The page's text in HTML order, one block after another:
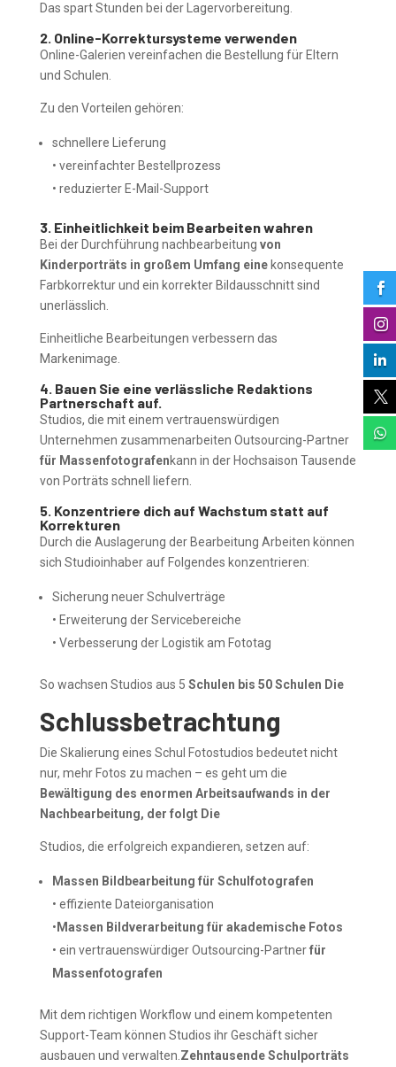
Das spart Stunden bei der Lagervorbereitung.
2. Online-Korrektursysteme verwenden
Online-Galerien vereinfachen die Bestellung für Eltern
und Schulen.
Zu den Vorteilen gehören:
schnellere Lieferung
• vereinfachter Bestellprozess
• reduzierter E-Mail-Support
3. Einheitlichkeit beim Bearbeiten wahren
Bei der Durchführung nachbearbeitung von
Kinderporträts in großem Umfang einekonsequente
Farbkorrektur und ein korrekter Bildausschnitt sind
unerlässlich.
Einheitliche Bearbeitungen verbessern das
Markenimage.
4. Bauen Sie eine verlässliche Redaktions
Partnerschaft auf.
Studios, die mit einem vertrauenswürdigen
Unternehmen zusammenarbeiten Outsourcing-Partner
für Massenfotografenkann in der Hochsaison Tausende
von Porträts schnell liefern.
5. Konzentriere dich auf Wachstum statt auf
Korrekturen
Durch die Auslagerung der Bearbeitung Arbeiten können
sich Studioinhaber auf Folgendes konzentrieren:
Sicherung neuer Schulverträge
• Erweiterung der Servicebereiche
• Verbesserung der Logistik am Fototag
So wachsen Studios aus 5 Schulen bis 50 Schulen Die
Schlussbetrachtung
Die Skalierung eines Schul Fotostudios bedeutet nicht
nur, mehr Fotos zu machen – es geht um die
Bewältigung des enormen Arbeitsaufwands in der
Nachbearbeitung, der folgt Die
Studios, die erfolgreich expandieren, setzen auf:
Massen Bildbearbeitung für Schulfotografen
• effiziente Dateiorganisation
•Massen Bildverarbeitung für akademische Fotos
• ein vertrauenswürdiger Outsourcing-Partnerfür
Massenfotografen
Mit dem richtigen Workflow und einem kompetenten
Support-Team können Studios ihr Geschäft sicher
ausbauen und verwalten. Zehntausende Schulporträts




